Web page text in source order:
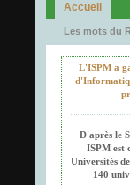
Accueil
Les mots du
L'ISPM a
D'après le
ISPM est
Universités
140